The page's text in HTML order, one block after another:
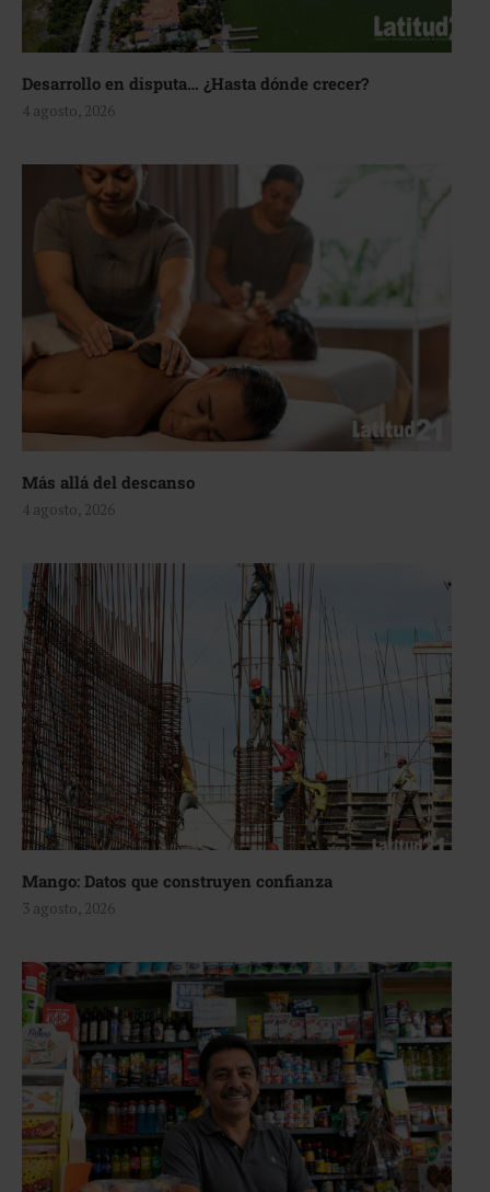
Desarrollo en disputa… ¿Hasta dónde crecer?
4 agosto, 2026
Más allá del descanso
4 agosto, 2026
Mango: Datos que construyen confianza
3 agosto, 2026